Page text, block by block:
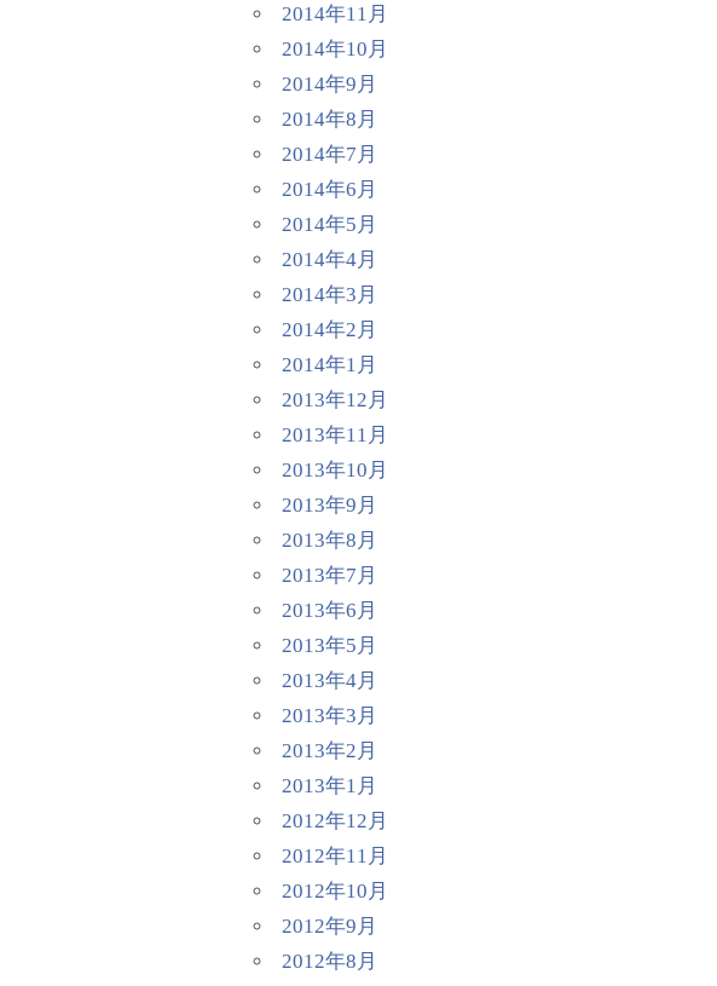
2014年11月
2014年10月
2014年9月
2014年8月
2014年7月
2014年6月
2014年5月
2014年4月
2014年3月
2014年2月
2014年1月
2013年12月
2013年11月
2013年10月
2013年9月
2013年8月
2013年7月
2013年6月
2013年5月
2013年4月
2013年3月
2013年2月
2013年1月
2012年12月
2012年11月
2012年10月
2012年9月
2012年8月